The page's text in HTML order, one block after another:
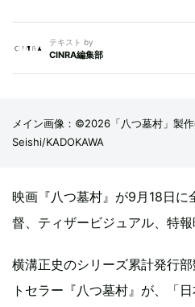
テキスト by
CINRA編集部
メイン画像：©2026「八つ墓村」製
Seishi/KADOKAWA
映画『八つ墓村』が9月18日に
督、ティザービジュアル、特報
横溝正史のシリーズ累計発行
トセラー『八つ墓村』が、「